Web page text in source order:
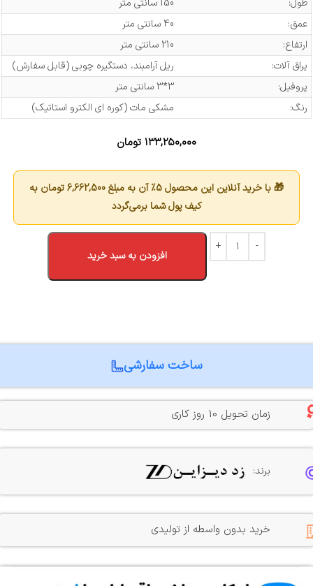
طول:
150 سانتی متر
عمق:
40 سانتی متر
ارتفاع:
210 سانتی متر
یراق آلات:
ریل آرامبند، دستگیره چوبی (قابل سفارش)
پروفیل:
3*3 سانتی متر
رنگ:
مشکی مات (کوره ای الکترو استاتیک)
۱۳۳,۲۵۰,۰۰۰ تومان
🎁 با خرید آنلاین این محصول 5٪ آن به مبلغ 6,662,500تومان به
کیف پول شما برمی‌گردد
افزودن به سبد خرید
ساخت سفارشی
زمان تحویل 10 روز کاری
برند:
خرید بدون واسطه از تولیدی